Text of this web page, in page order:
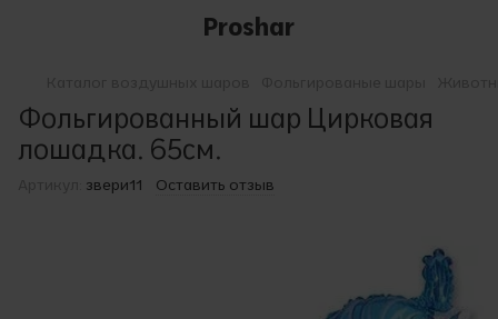
Proshar
Фольгированный шар Цирковая
лошадка. 65см.
звери11 Оставить отзыв